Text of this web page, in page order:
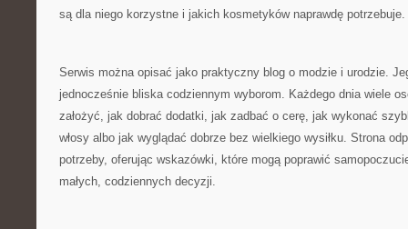
są dla niego korzystne i jakich kosmetyków naprawdę potrzebuje.
Serwis można opisać jako praktyczny blog o modzie i urodzie.
jednocześnie bliska codziennym wyborom. Każdego dnia wiele
założyć, jak dobrać dodatki, jak zadbać o cerę, jak wykonać
włosy albo jak wyglądać dobrze bez wielkiego wysiłku. Strona
potrzeby, oferując wskazówki, które mogą poprawić
małych, codziennych decyzji.